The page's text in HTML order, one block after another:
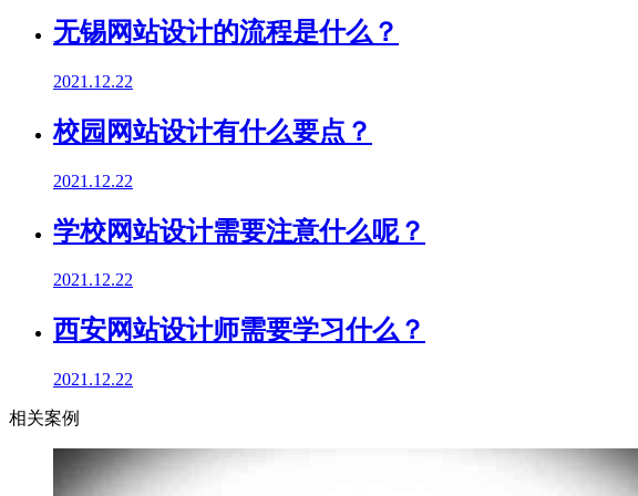
无锡网站设计的流程是什么？
2021.12.22
校园网站设计有什么要点？
2021.12.22
学校网站设计需要注意什么呢？
2021.12.22
西安网站设计师需要学习什么？
2021.12.22
相关案例